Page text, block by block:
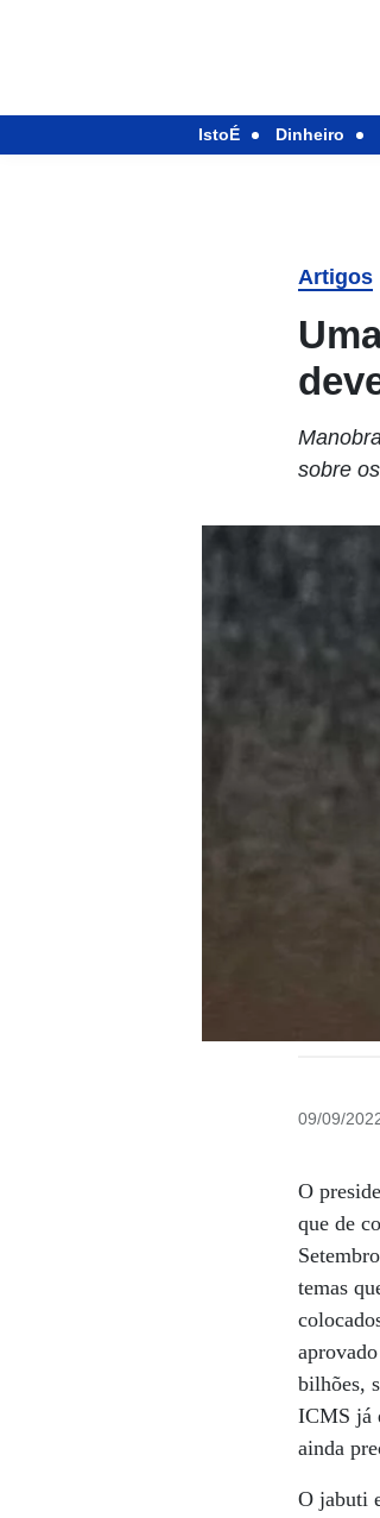
IstoÉ Dinheiro
Artigos
sobre
09/09/
O
que de
temas
bilhões,
ICMS já
ainda
O jabuti